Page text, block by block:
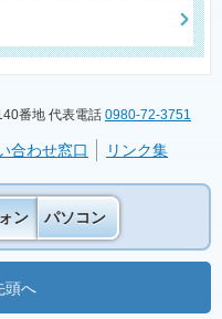
番地 代表電話 0980-72-3751
合わせ窓口 リンク集
ン パソコン
頭へ